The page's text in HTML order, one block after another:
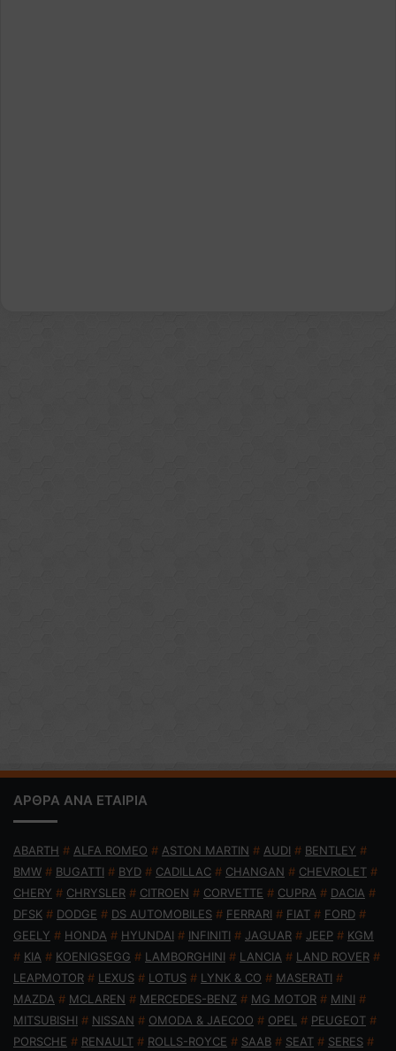
ΑΡΘΡΑ ΑΝΑ ΕΤΑΙΡΙΑ
ABARTH # ALFA ROMEO # ASTON MARTIN # AUDI # BENTLEY #
BMW # BUGATTI # BYD # CADILLAC # CHANGAN # CHEVROLET #
CHERY # CHRYSLER # CITROEN # CORVETTE # CUPRA # DACIA #
DFSK # DODGE # DS AUTOMOBILES # FERRARI # FIAT # FORD #
GEELY # HONDA # HYUNDAI # INFINITI # JAGUAR # JEEP # KGM
# KIA # KOENIGSEGG # LAMBORGHINI # LANCIA # LAND ROVER #
LEAPMOTOR # LEXUS # LOTUS # LYNK & CO # MASERATI #
MAZDA # MCLAREN # MERCEDES-BENZ # MG MOTOR # MINI #
MITSUBISHI # NISSAN # OMODA & JAECOO # OPEL # PEUGEOT #
PORSCHE # RENAULT # ROLLS-ROYCE # SAAB # SEAT # SERES #